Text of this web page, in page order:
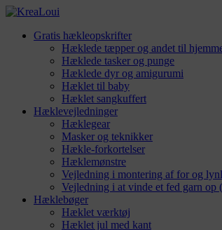
Gratis hækleopskrifter
Hæklede tæpper og andet til
Hæklede tasker og punge
Hæklede dyr og amigurumi
Hæklet til baby
Hæklet sangkuffert
Hæklevejledninger
Hæklegear
Masker og teknikker
Hækle-forkortelser
Hæklemønstre
Vejledning i montering af for og
Vejledning i at vinde et fed garn op
Hæklebøger
Hæklet værktøj
Hæklet jul med kant